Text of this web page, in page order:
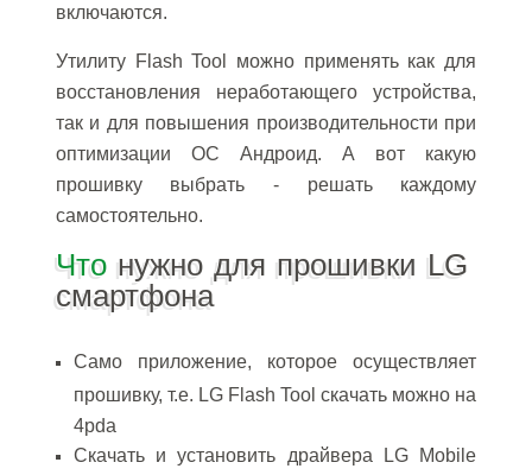
включаются.
Утилиту Flash Tool можно применять как для
восстановления неработающего устройства,
так и для повышения производительности при
оптимизации ОС Андроид. А вот какую
прошивку выбрать - решать каждому
самостоятельно.
Чтонужно для прошивки LG
смартфона
Само приложение, которое осуществляет
прошивку, т.е. LG Flash Tool скачать можно на
4pda
Скачать и установить драйвера LG Mobile